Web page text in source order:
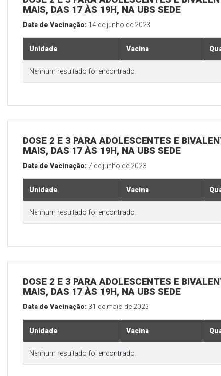
MAIS, DAS 17 ÀS 19H, NA UBS SEDE
Data de Vacinação: 14 de junho de 2023
Unidade Vacina
Nenhum resultado foi encontrado.
DOSE 2 E 3 PARA ADOLESCENTES E
MAIS, DAS 17 ÀS 19H, NA UBS SEDE
Data de Vacinação:7 de junho de 2023
Unidade Vacina
Nenhum resultado foi encontrado.
DOSE 2 E 3 PARA ADOLESCENTES E
MAIS, DAS 17 ÀS 19H, NA UBS SEDE
Data de Vacinação: 31 de maio de 2023
Unidade Vacina
Nenhum resultado foi encontrado.